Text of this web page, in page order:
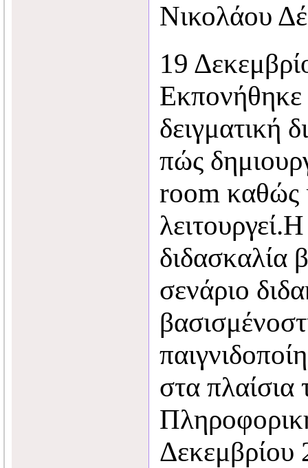
Νικολάου
19
Εκπονήθηκε
δειγματική
πώς
room καθώς
διδασκαλία
σενάριο
στα πλαίσια
Δεκεμβρίου